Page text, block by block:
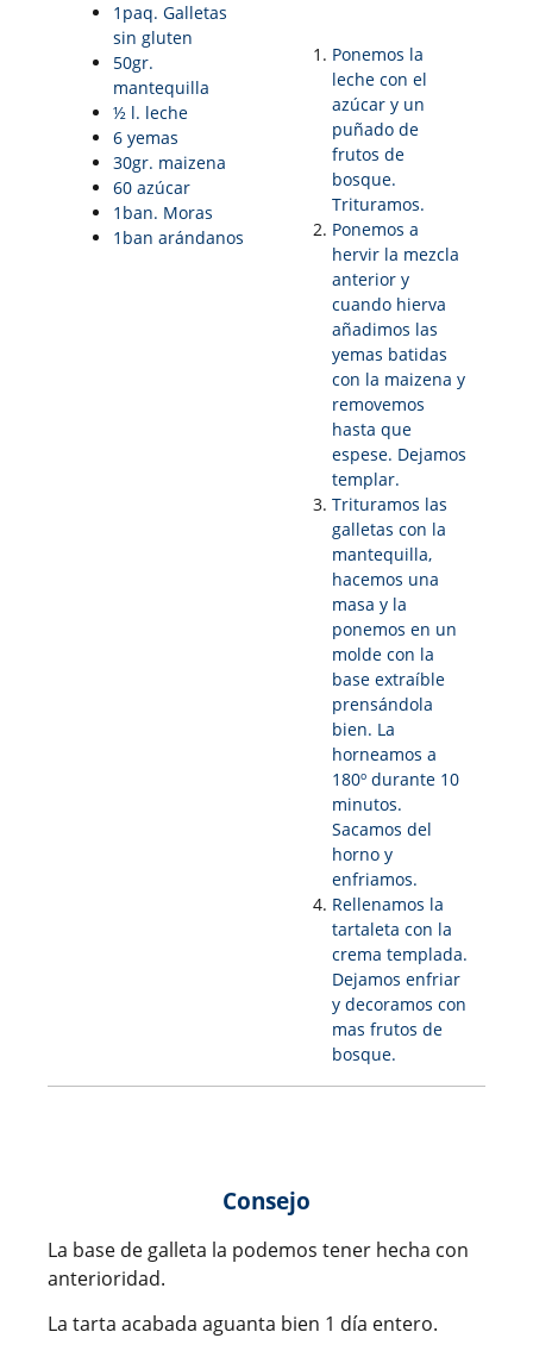
1paq. Galletas
sin gluten
50gr.
mantequilla
½ l. leche
6 yemas
30gr. maizena
60 azúcar
1ban. Moras
1ban arándanos
Ponemos la
leche con el
azúcar y un
puñado de
frutos de
bosque.
Trituramos.
Ponemos a
hervir la mezcla
anterior y
cuando hierva
añadimos las
yemas batidas
con la maizena y
removemos
hasta que
espese. Dejamos
templar.
Trituramos las
galletas con la
mantequilla,
hacemos una
masa y la
ponemos en un
molde con la
base extraíble
prensándola
bien. La
horneamos a
180º durante 10
minutos.
Sacamos del
horno y
enfriamos.
Rellenamos la
tartaleta con la
crema templada.
Dejamos enfriar
y decoramos con
mas frutos de
bosque.
Consejo
La base de galleta la podemos tener hecha con
anterioridad.
La tarta acabada aguanta bien 1 día entero.